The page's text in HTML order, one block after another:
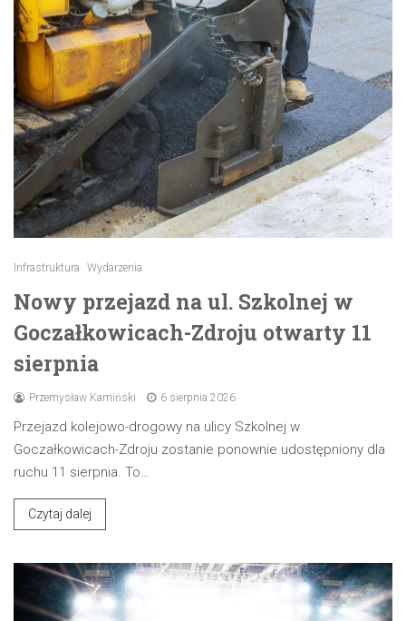
Infrastruktura Wydarzenia
Nowy przejazd na ul. Szkolnej w
Goczałkowicach-Zdroju otwarty 11
sierpnia
Przemysław Kamiński 6 sierpnia 2026
Przejazd kolejowo-drogowy na ulicy Szkolnej w
Goczałkowicach-Zdroju zostanie ponownie udostępniony dla
ruchu 11 sierpnia. To…
Czytaj dalej